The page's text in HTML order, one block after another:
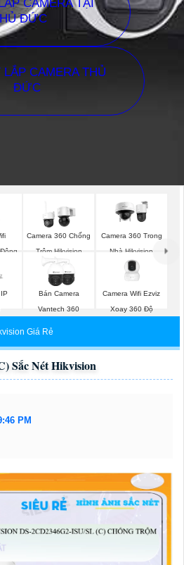
CAMERA TẠI
ĐỨC
LẮP CAMERA THỦ
ĐỨC
Camera 360 Chống
Trộm Hikvision
Camera 360 Trong
Nhà Hikvision
Bán Camera
Vantech 360
Camera Wifi Ezviz
Xoay 360 Độ
Giá Rẻ
Sắc Nét Hikvision
PM